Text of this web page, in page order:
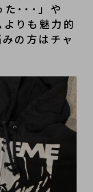
た･･･」や
よりも魅力的
の方はチャ